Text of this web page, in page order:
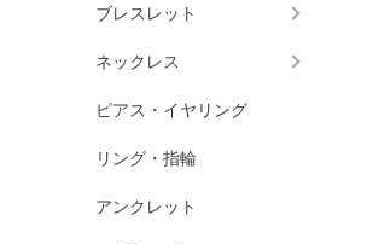
ブレスレット
ネックレス
ピアス・イヤリング
リング・指輪
アンクレット